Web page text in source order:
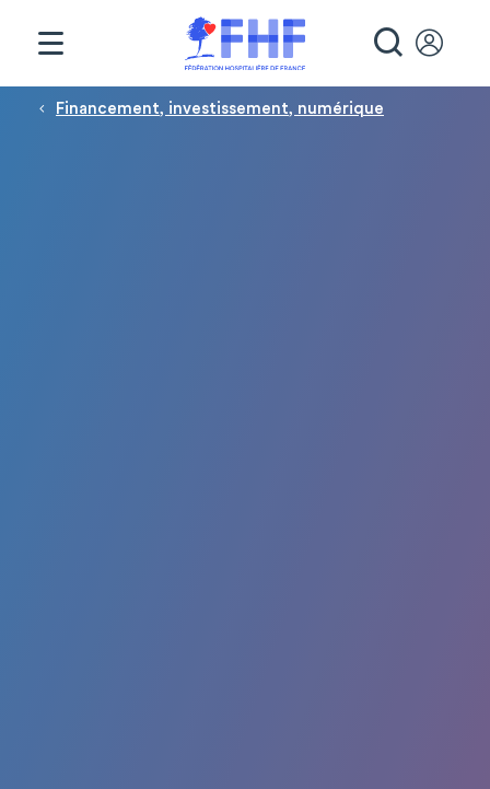
Fil d'Ariane
Financement, investissement, numérique
Panneau de gestion des cookies